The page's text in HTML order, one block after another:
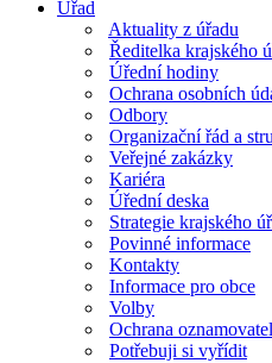
Úřad
Aktuality z úřadu
Ředitelka krajského
Úřední hodiny
Ochrana osobních
Odbory
Organizační řád a
Veřejné zakázky
Kariéra
Úřední deska
Strategie krajského
Povinné informace
Kontakty
Informace pro obce
Volby
Ochrana
Potřebuji si vyřídit